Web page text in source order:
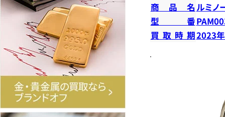
商品名 ルミノ
型番
買取時期2023